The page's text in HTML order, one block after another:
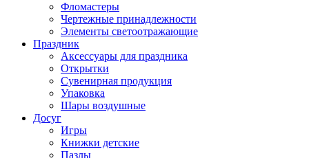
Фломастеры
Чертежные принадлежности
Элементы светоотражающие
Праздник
Аксессуары для праздника
Открытки
Сувенирная продукция
Упаковка
Шары воздушные
Досуг
Игры
Книжки детские
Пазлы